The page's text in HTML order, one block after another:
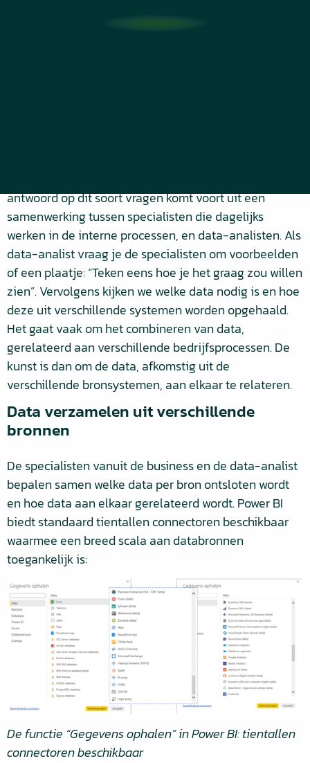
antwoord op dit soort vragen komt voort uit een
samenwerking tussen specialisten die dagelijks
werken in de interne processen, en data-analisten. Als
data-analist vraag je de specialisten om voorbeelden
of een plaatje: “Teken eens hoe je het graag zou willen
zien”. Vervolgens kijken we welke data nodig is en hoe
deze uit verschillende systemen worden opgehaald.
Het gaat vaak om het combineren van data,
gerelateerd aan verschillende bedrijfsprocessen. De
kunst is dan om de data, afkomstig uit de
verschillende bronsystemen, aan elkaar te relateren.
Data verzamelen uit verschillende
bronnen
De specialisten vanuit de business en de data-analist
bepalen samen welke data per bron ontsloten wordt
en hoe data aan elkaar gerelateerd wordt. Power BI
biedt standaard tientallen connectoren beschikbaar
waarmee een breed scala aan databronnen
toegankelijk is:
De functie “Gegevens ophalen” in Power BI: tientallen
connectoren beschikbaar